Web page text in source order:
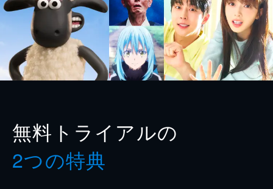
無料トライアルの
2つの特典